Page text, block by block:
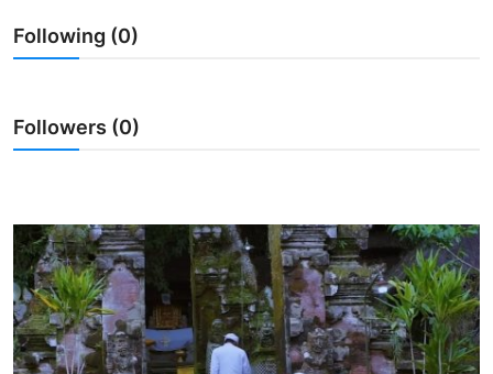
Usadha
Indonesia
Following (0)
Followers (0)